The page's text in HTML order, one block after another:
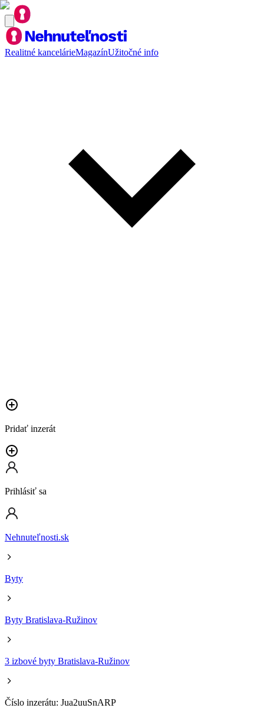
Realitné kancelárieMagazínUžitočné info
Pridať inzerát
Prihlásiť sa
Nehnuteľnosti.sk
Byty
Byty Bratislava-Ružinov
3 izbové byty Bratislava-Ružinov
Číslo inzerátu: Jua2uuSnARP